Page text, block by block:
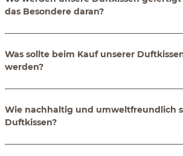
das Besondere daran?
Was sollte beim Kauf unserer
werden?
Wie nachhaltig und umweltfreundlich
Duftkissen?